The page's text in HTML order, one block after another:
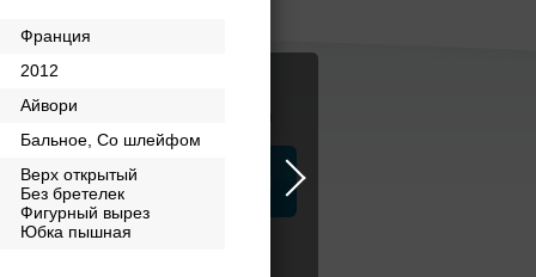
Франция
2012
Айвори
Бальное, Со шлейфом
Верх открытый
Без бретелек
Фигурный вырез
Юбка пышная
Журнал
ЗАГСы